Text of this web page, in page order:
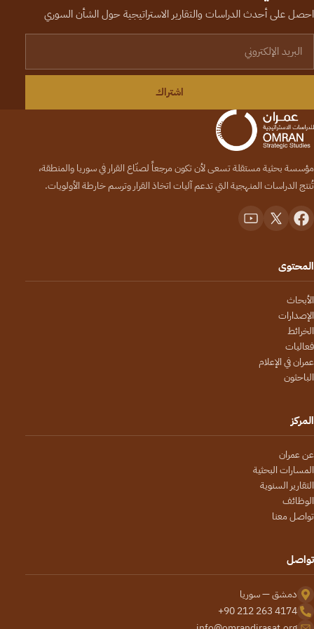
احصل على أحدث الدراسات والتقارير الاستراتيجية حول الشأن السوري
اشتراك
مؤسسة بحثية مستقلة تسعى لأن تكون مرجعاً لصنّاع القرار في سوريا والمنطقة،
تُنتج الدراسات المنهجية التي تدعم آليات اتخاذ القرار وترسم خارطة الأولويات.
المحتوى
الأبحاث
الإصدارات
الخرائط
فعاليات
عمران في الإعلام
الباحثون
المركز
عن عمران
المسارات البحثية
التقارير السنوية
الوظائف
تواصل معنا
تواصل
دمشق — سوريا
+90 212 263 4174